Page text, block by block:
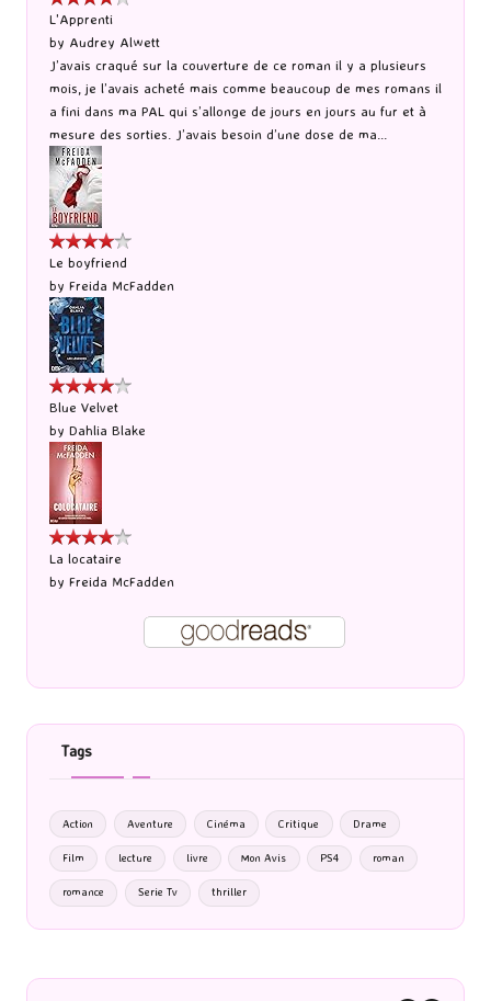
L'Apprenti
by Audrey Alwett
J’avais craqué sur la couverture de ce roman il y a plusieurs
mois, je l’avais acheté mais comme beaucoup de mes romans il
a fini dans ma PAL qui s’allonge de jours en jours au fur et à
mesure des sorties. J’avais besoin d’une dose de ma...
Le boyfriend
by Freida McFadden
Blue Velvet
by Dahlia Blake
La locataire
by Freida McFadden
Tags
Action Aventure Cinéma Critique Drame
Film lecture livre Mon Avis PS4 roman
romance Serie Tv thriller